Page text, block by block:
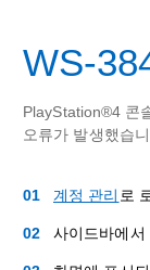
WS-
PlayStation®4 콘
오류가 발생했습니
계정 관리 로
사이드바에서